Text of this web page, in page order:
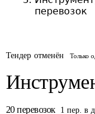
перевозок
Тендер отменён Только
20 перевозок 1 пер. в